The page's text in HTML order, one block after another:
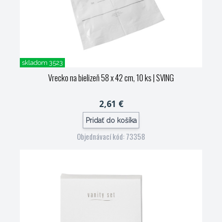
skladom 3523
Vrecko na bielizeň 58 x 42 cm, 10 ks| SVING
2,61 €
Pridať do košíka
Objednávací kód: 73358